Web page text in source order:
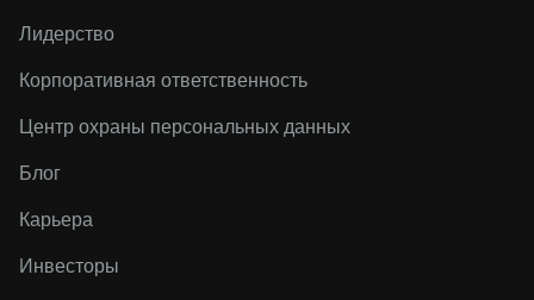
Лидерство
Корпоративная ответственность
Центр охраны персональных данных
Блог
Карьера
Инвесторы